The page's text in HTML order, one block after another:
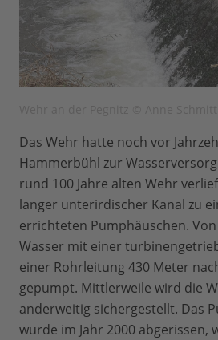
Das Wehr hatte noch vor
Hammerbühl zur
rund 100 Jahre alten Wehr
langer unterirdischer Kanal zu
errichteten Pumphäuschen.
Wasser mit einer
einer Rohrleitung 430 Meter
gepumpt. Mittlerweile wird die
anderweitig sichergestellt. Das
wurde im Jahr 2000 abgerissen,